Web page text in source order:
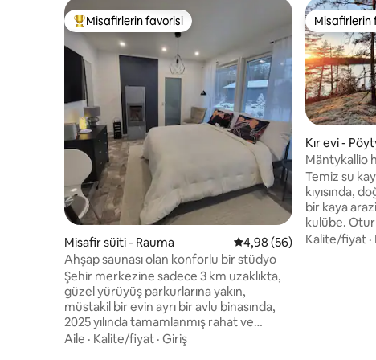
Misafirlerin favorilerinden en beğenilenler arasında
Misafirlerin favorisi
Misafir süiti - Rauma 5 üzerinden ortalama
4,98 (56)
Ahşap saunası olan konforlu bir stüdyo
Şehir merkezine sadece 3 km uzaklıkta,
güzel yürüyüş parkurlarına yakın,
müstakil bir evin ayrı bir avlu binasında,
2025 yılında tamamlanmış rahat ve
modern bir stüdyo daire. Evcil hayvan
Aile · Kalite/fiyat · Giriş
Misafirlerin
Misafirlerin
Kır evi -
Mäntykallio
Temiz su
kıyısında,
bir kaya
kulübe.
Kalite/fiyat ·